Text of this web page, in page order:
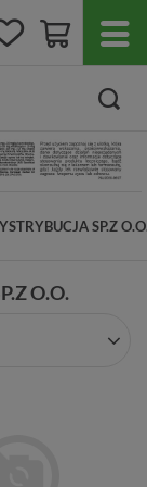
SP.Z
O.O.